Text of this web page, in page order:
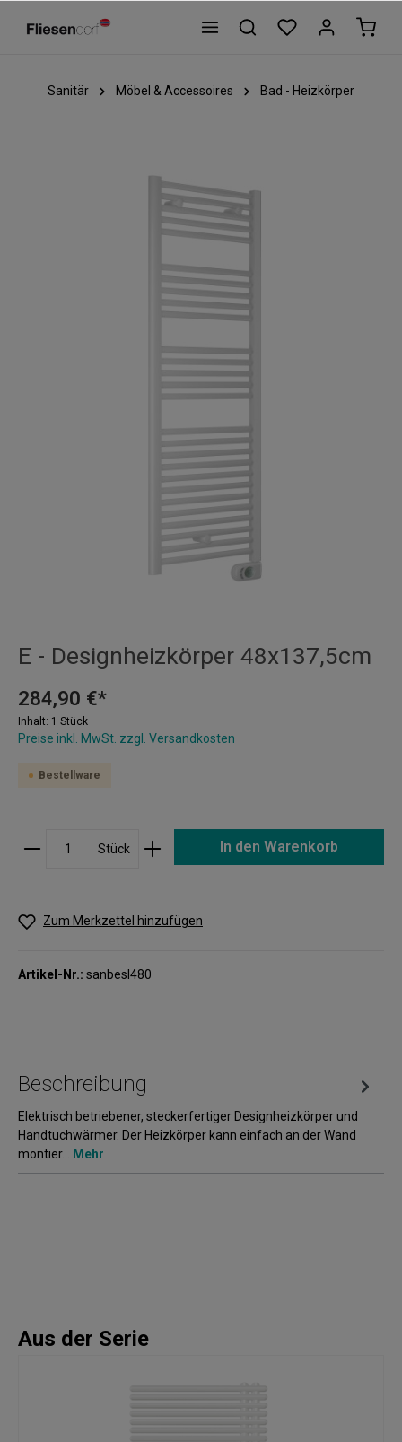
Sanitär Möbel & Accessoires Bad - Heizkörper
E - Designheizkörper 48x137,5cm
284,90 €*
Inhalt: 1 Stück
Preise inkl. MwSt. zzgl. Versandkosten
Bestellware
Stück In den Warenkorb
Zum Merkzettel hinzufügen
Artikel-Nr.: sanbesI480
Beschreibung
Elektrisch betriebener, steckerfertiger Designheizkörper und
Handtuchwärmer. Der Heizkörper kann einfach an der Wand
montier…
Mehr
Aus der Serie